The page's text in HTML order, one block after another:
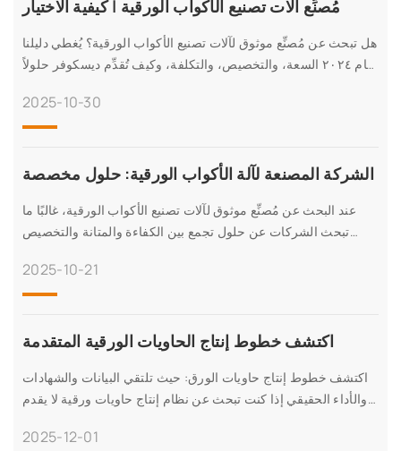
مُصنِّع آلات تصنيع الأكواب الورقية | كيفية الاختيار
هل تبحث عن مُصنِّع موثوق لآلات تصنيع الأكواب الورقية؟ يُغطي دليلنا
لعام ٢٠٢٤ السعة، والتخصيص، والتكلفة، وكيف تُقدِّم ديسكوفر حلولاً
2025-10-30
الشركة المصنعة لآلة الأكواب الورقية: حلول مخصصة
عند البحث عن مُصنِّع موثوق لآلات تصنيع الأكواب الورقية، غالبًا ما
تبحث الشركات عن حلول تجمع بين الكفاءة والمتانة والتخصيص
2025-10-21
اكتشف خطوط إنتاج الحاويات الورقية المتقدمة
اكتشف خطوط إنتاج حاويات الورق: حيث تلتقي البيانات والشهادات
والأداء الحقيقي إذا كنت تبحث عن نظام إنتاج حاويات ورقية لا يقدم
2025-12-01